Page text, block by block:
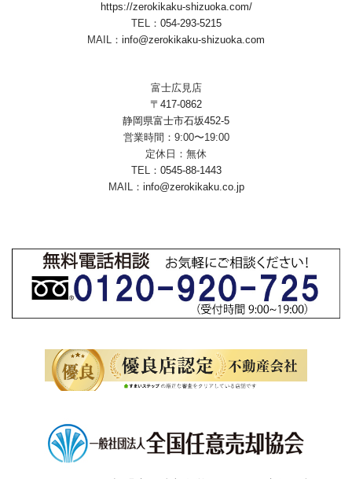
https://zerokikaku-shizuoka.com/
TEL： 054-293-5215
MAIL： info@zerokikaku-shizuoka.com
富士広見店
〒417-0862
静岡県富士市石坂452-5
営業時間：9:00〜19:00
定休日：無休
TEL： 0545-88-1443
MAIL： info@zerokikaku.co.jp